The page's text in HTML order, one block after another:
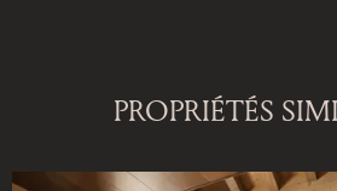
PROPRIÉTÉS